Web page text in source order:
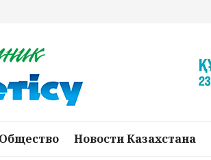
Общество Новости Казахстана